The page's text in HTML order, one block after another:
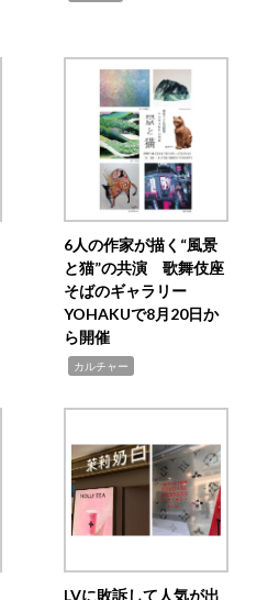
6人の作家が描く“風景
と猫”の共演 歌舞伎座
そばのギャラリー
YOHAKUで8月20日か
ら開催
カルチャー
LVに敗訴して人気が出